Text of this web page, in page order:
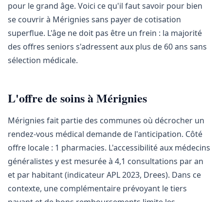
pour le grand âge. Voici ce qu'il faut savoir pour bien
se couvrir à Mérignies sans payer de cotisation
superflue. L'âge ne doit pas être un frein : la majorité
des offres seniors s'adressent aux plus de 60 ans sans
sélection médicale.
L'offre de soins à Mérignies
Mérignies fait partie des communes où décrocher un
rendez-vous médical demande de l'anticipation. Côté
offre locale : 1 pharmacies. L'accessibilité aux médecins
généralistes y est mesurée à 4,1 consultations par an
et par habitant (indicateur APL 2023, Drees). Dans ce
contexte, une complémentaire prévoyant le tiers